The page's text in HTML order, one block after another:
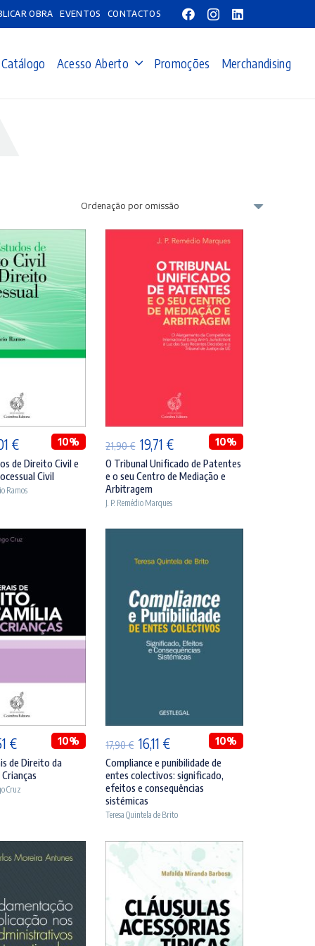
OBRA EVENTOS CONTACTOS
Catálogo Acesso Aberto Promoções Merchandising
€O
preço
atual
10%
de Direito Civil e
Civil
Ramos
ADICIONAR
21,90€ O
preço
original
era:
19,71 €O
preço
atual
10%
O Tribunal Unificado de Patentes
e o seu Centro de Mediação e
Arbitragem
J. P. Remédio Marques
€O
preço
atual
10%
de Direito da
Cruz
17,90€ O
preço
original
era:
17,90 €.
16,11 €O
preço
atual
16,11 €.
10%
Compliance e punibilidade de
entes colectivos: significado,
efeitos e consequências
sistémicas
Teresa Quintela de Brito